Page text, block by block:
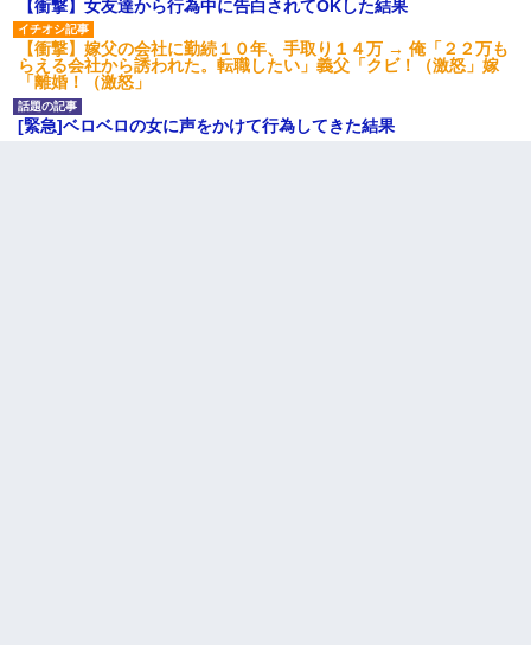
【衝撃】女友達から行為中に告白されてOKした結果
【衝撃】嫁父の会社に勤続１０年、手取り１４万 → 俺「２２万も
らえる会社から誘われた。転職したい」義父「クビ！（激怒」嫁
「離婚！（激怒」
[緊急]ベロベロの女に声をかけて行為してきた結果